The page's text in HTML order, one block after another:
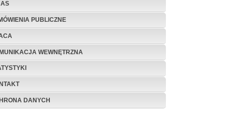
PUBLICZNE
WEWNĘTRZNA
DANYCH